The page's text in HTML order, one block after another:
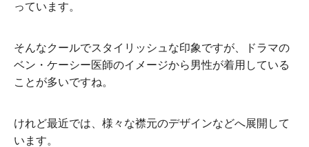
っています。
そんなクールでスタイリッシュな印象ですが、ドラマの
ベン・ケーシー医師のイメージから男性が着用している
ことが多いですね。
けれど最近では、様々な襟元のデザインなどへ展開して
います。